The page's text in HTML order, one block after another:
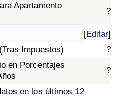
Apartamento
?
[Editar]
Impuestos)
?
en Porcentajes
?
en los últimos 12